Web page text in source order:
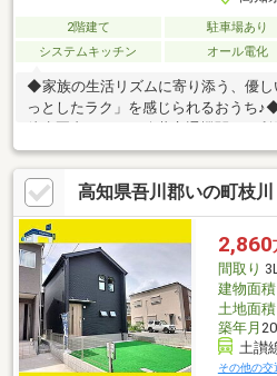
2階建て 駐車場あり
システムキッチン
オール電化
◆家族の生活リズムに寄り添う、優し
っとしたラク」を感じられるおうち
徒歩圏内にあり、公共交通機関をご利
す。◆買物施設が充実している便利な
高知県吾川郡いの町枝
2,860
間取り
建物面積
土地面積
築年月
土讃
その他の交